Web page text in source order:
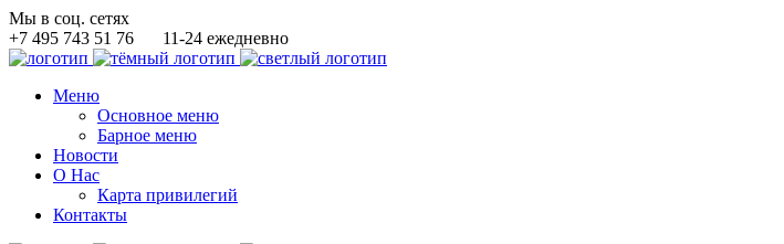
Мы в соц. сетях
+7 495 743 51 76
11-24 ежедневно
Меню
Основное меню
Барное меню
Новости
О Нас
Карта привилегий
Контакты